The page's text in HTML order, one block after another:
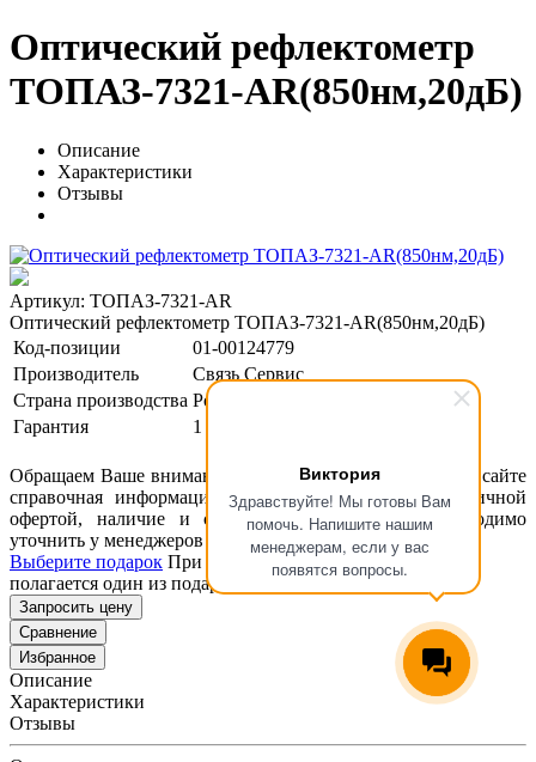
Виктория
Здравствуйте! Мы готовы Вам
помочь. Напишите нашим
менеджерам, если у вас
появятся вопросы.
Оптический рефлектометр
ТОПАЗ-7321-AR(850нм,20дБ)
Описание
Характеристики
Отзывы
Артикул: ТОПАЗ-7321-AR
Оптический рефлектометр ТОПАЗ-7321-AR(850нм,20дБ)
Код-позиции
01-00124779
Производитель
Связь Сервис
Страна производства Россия
Гарантия
1 год
Обращаем Ваше внимание, что размещенная на данном сайте
справочная информация о товарах не является публичной
офертой, наличие и стоимость оборудования необходимо
уточнить у менеджеров ООО "Концепт Технологии".
Выберите подарок При покупке данного товара вам
полагается один из подарков представленных ниже
Запросить цену
Сравнение
Избранное
Описание
Характеристики
Отзывы